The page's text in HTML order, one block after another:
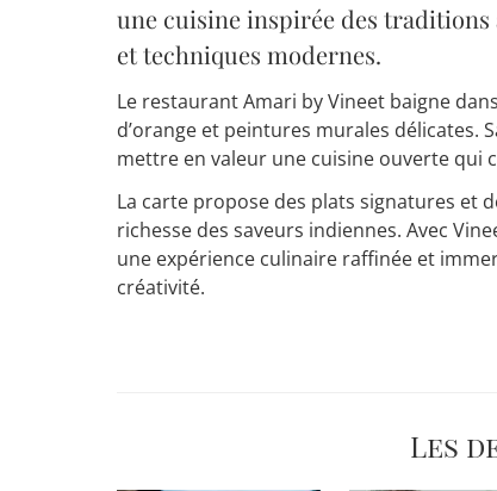
une cuisine inspirée des traditions
et techniques modernes.
Le restaurant Amari by Vineet baigne
d’orange et peintures murales délicates.
mettre en valeur une cuisine ouverte qui
La carte propose des plats signatures et
richesse des saveurs indiennes. Avec
une expérience culinaire raffinée et
créativité.
Les